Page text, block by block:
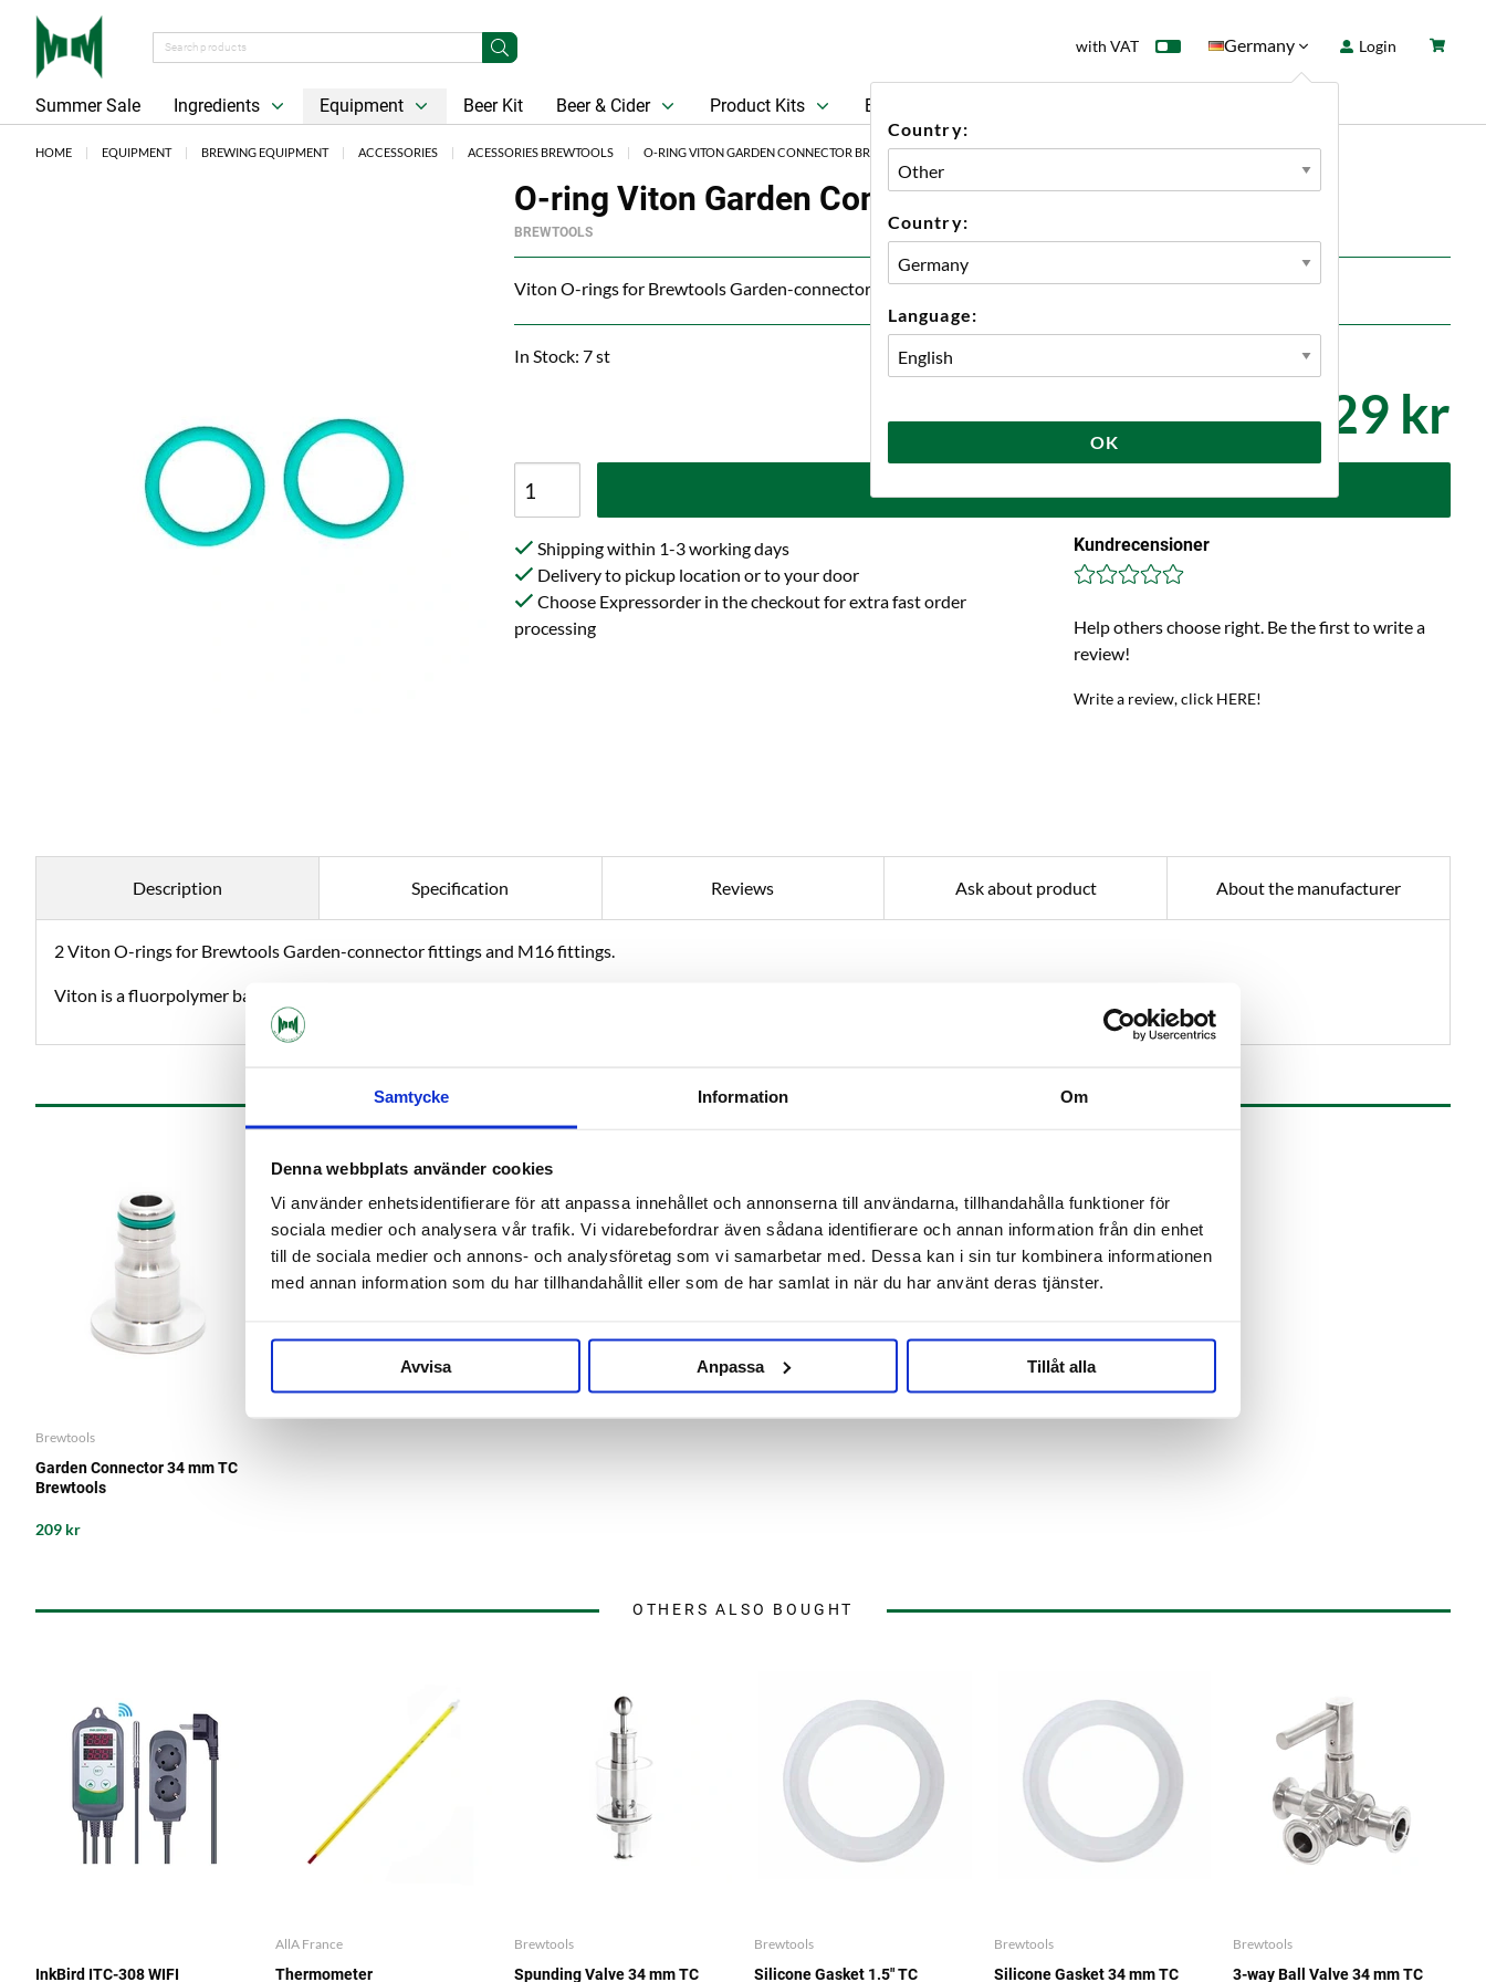
Samtycke Information Om
Denna webbplats använder cookies
Vi använder enhetsidentifierare för att anpassa innehållet och annonserna till användarna, tillhandahålla funktioner för
sociala medier och analysera vår trafik. Vi vidarebefordrar även sådana identifierare och annan information från din enhet
till de sociala medier och annons- och analysföretag som vi samarbetar med. Dessa kan i sin tur kombinera informationen
med annan information som du har tillhandahållit eller som de har samlat in när du har använt deras tjänster.
Avvisa Anpassa Tillåt alla
with VAT Germany
Country:
Country:
Language:
OK
Login
Summer Sale Ingredients Equipment Beer Kit Beer & Cider Product Kits Beer
HOME EQUIPMENT BREWING EQUIPMENT ACCESSORIES ACESSORIES BREWTOOLS O-RING VITON GARDEN CONNECTOR BREWTOOLS
O-ring Viton Garden Connector Brewtools
BREWTOOLS
Viton O-rings for Brewtools Garden-connector fittings and M16 fittings.
In Stock: 7 st
29 kr
Shipping within 1-3 working days
Delivery to pickup location or to your door
Choose Expressorder in the checkout for extra fast order
processing
Kundrecensioner
Help others choose right. Be the first to write a
review!
Write a review, click HERE!
Description Specification Reviews Ask about product About the manufacturer
2 Viton O-rings for Brewtools Garden-connector fittings and M16 fittings.
Viton is a fluorpolymer based material which is very tough and can withstand most chemicals.
RELATED PRODUCTS
Brewtools
Garden Connector 34 mm TC
Brewtools
209 kr
OTHERS ALSO BOUGHT
InkBird ITC-308 WIFI
AllA France
Thermometer
Brewtools
Spunding Valve 34 mm TC
Brewtools
Silicone Gasket 1.5" TC
Brewtools
Silicone Gasket 34 mm TC
Brewtools
3-way Ball Valve 34 mm TC